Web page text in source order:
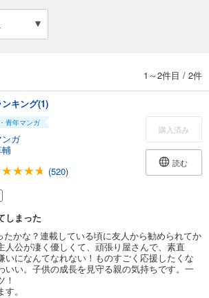
1～2件目 / 2件
キング(1)
青年マンガ
ガ
(520)
購入済み
読む
しまった
たかな？連載している頃に友人から勧められてか
人公が凄く優しくて、頑張り屋さんで、素直
いになんてなれない！ものすごく応援したくな
いい。子供の成長を見守る親の気持ちです。一
！
。